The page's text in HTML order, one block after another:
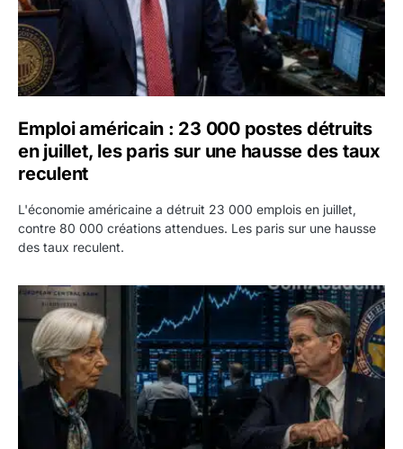
Emploi américain : 23 000 postes détruits
en juillet, les paris sur une hausse des taux
reculent
L'économie américaine a détruit 23 000 emplois en juillet,
contre 80 000 créations attendues. Les paris sur une hausse
des taux reculent.
Yen : Washington a vendu des euros sans prévenir la